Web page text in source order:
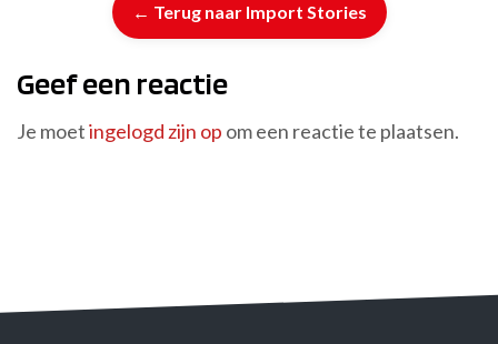
← Terug naar Import Stories
Geef een reactie
Je moetingelogd zijn op om een reactie te plaatsen.